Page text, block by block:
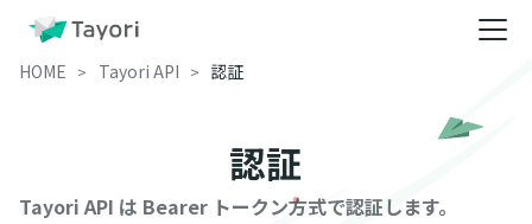
HOME Tayori API 認証
認証
Tayori API は Bearer トークン方式で認証します。